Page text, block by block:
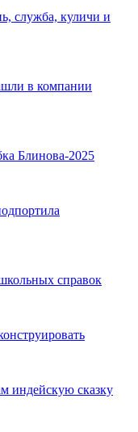
служба, куличи и
в компании
Блинова-2025
справок
индейскую сказку